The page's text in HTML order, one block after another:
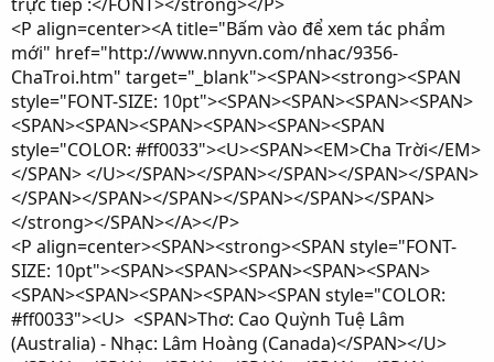
<P align=center><A title="Bấm vào để xem tác phẩm
mới" href="http://www.nnyvn.com/nhac/9356-
ChaTroi.htm" target="_blank"><SPAN><strong><SPAN
style="FONT-SIZE: 10pt"><SPAN><SPAN><SPAN><SPAN>
<SPAN><SPAN><SPAN><SPAN><SPAN><SPAN
style="COLOR: #ff0033"><U><SPAN><EM>Cha Trời</EM>
</SPAN> </U></SPAN></SPAN></SPAN></SPAN></SPAN>
</SPAN></SPAN></SPAN></SPAN></SPAN></SPAN>
</strong></SPAN></A></P>
<P align=center><SPAN><strong><SPAN style="FONT-
SIZE: 10pt"><SPAN><SPAN><SPAN><SPAN><SPAN>
<SPAN><SPAN><SPAN><SPAN><SPAN style="COLOR:
#ff0033"><U> <SPAN>Thơ: Cao Quỳnh Tuệ Lâm
(Australia) - Nhạc: Lâm Hoàng (Canada)</SPAN></U>